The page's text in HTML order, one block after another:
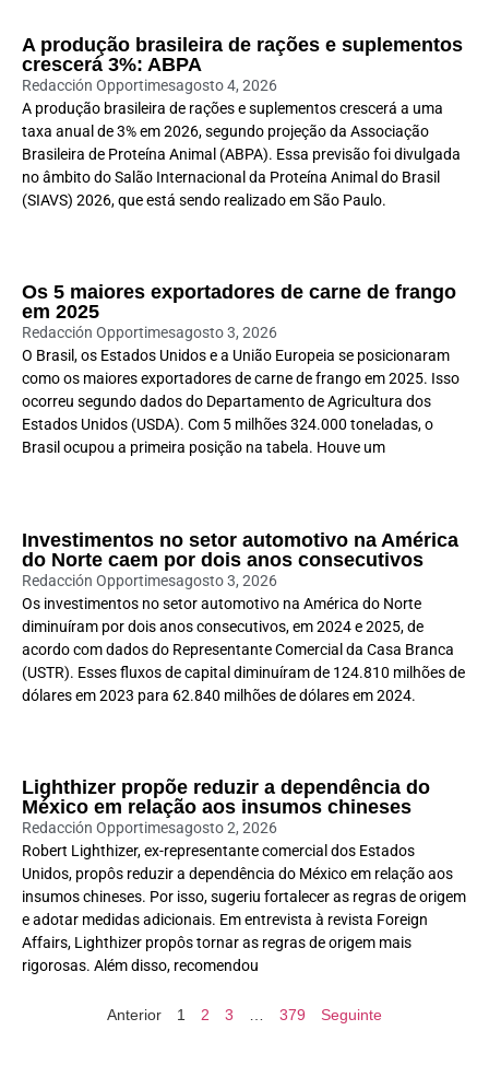
A produção brasileira de rações e suplementos
crescerá 3%: ABPA
Redacción Opportimesagosto 4, 2026
A produção brasileira de rações e suplementos crescerá a uma
taxa anual de 3% em 2026, segundo projeção da Associação
Brasileira de Proteína Animal (ABPA). Essa previsão foi divulgada
no âmbito do Salão Internacional da Proteína Animal do Brasil
(SIAVS) 2026, que está sendo realizado em São Paulo.
Os 5 maiores exportadores de carne de frango
em 2025
Redacción Opportimesagosto 3, 2026
O Brasil, os Estados Unidos e a União Europeia se posicionaram
como os maiores exportadores de carne de frango em 2025. Isso
ocorreu segundo dados do Departamento de Agricultura dos
Estados Unidos (USDA). Com 5 milhões 324.000 toneladas, o
Brasil ocupou a primeira posição na tabela. Houve um
Investimentos no setor automotivo na América
do Norte caem por dois anos consecutivos
Redacción Opportimesagosto 3, 2026
Os investimentos no setor automotivo na América do Norte
diminuíram por dois anos consecutivos, em 2024 e 2025, de
acordo com dados do Representante Comercial da Casa Branca
(USTR). Esses fluxos de capital diminuíram de 124.810 milhões de
dólares em 2023 para 62.840 milhões de dólares em 2024.
Lighthizer propõe reduzir a dependência do
México em relação aos insumos chineses
Redacción Opportimesagosto 2, 2026
Robert Lighthizer, ex-representante comercial dos Estados
Unidos, propôs reduzir a dependência do México em relação aos
insumos chineses. Por isso, sugeriu fortalecer as regras de origem
e adotar medidas adicionais. Em entrevista à revista Foreign
Affairs, Lighthizer propôs tornar as regras de origem mais
rigorosas. Além disso, recomendou
Anterior 1 2 3 … 379 Seguinte